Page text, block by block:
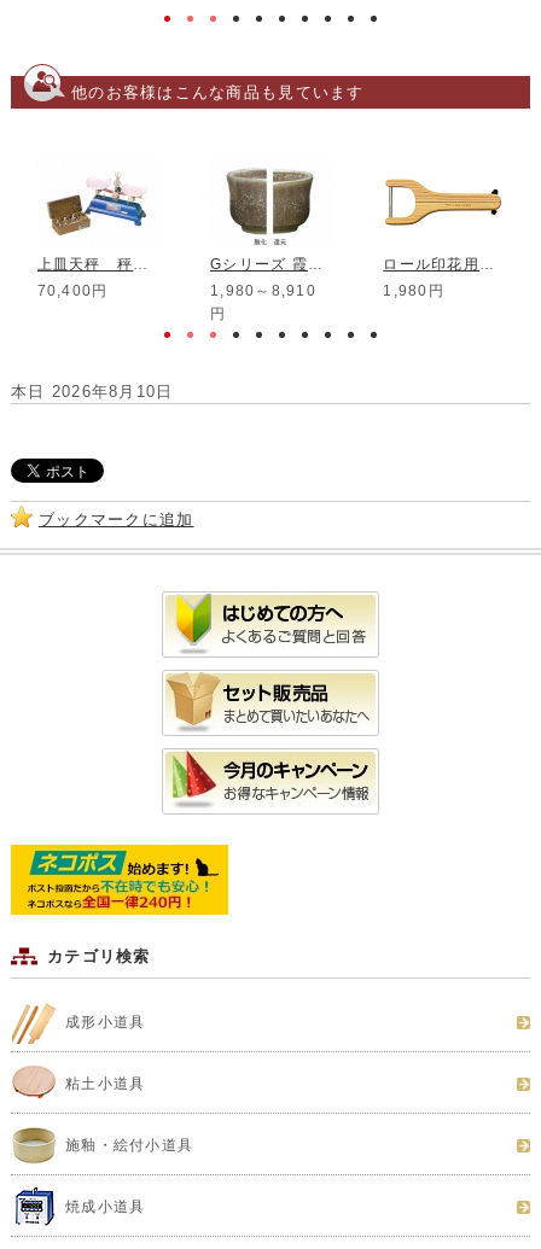
他のお客様はこんな商品も見ています
上皿天秤 秤量500g
70,400円
Gシリーズ 霞色結晶釉
1,980～8,910
円
ロール印花用ハンドル 大 RH-1
1,980円
本日 2026年8月10日
ブックマークに追加
カテゴリ検索
成形小道具
粘土小道具
施釉・絵付小道具
焼成小道具